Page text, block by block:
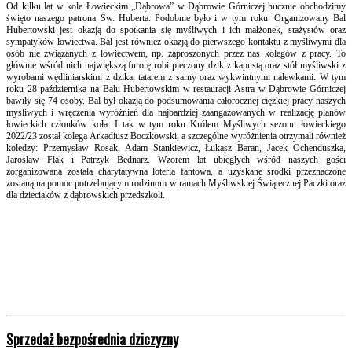
Od kilku lat w kole Łowieckim „Dąbrowa” w Dąbrowie Górniczej hucznie obchodzimy
święto naszego patrona Św. Huberta. Podobnie było i w tym roku. Organizowany Bal
Hubertowski jest okazją do spotkania się myśliwych i ich małżonek, stażystów oraz
sympatyków łowiectwa. Bal jest również okazją do pierwszego kontaktu z myśliwymi dla
osób nie związanych z łowiectwem, np. zaproszonych przez nas kolegów z pracy. To
głównie wśród nich największą furorę robi pieczony dzik z kapustą oraz stół myśliwski z
wyrobami wędliniarskimi z dzika, tatarem z sarny oraz wykwintnymi nalewkami. W tym
roku 28 października na Balu Hubertowskim w restauracji Astra w Dąbrowie Górniczej
bawiły się 74 osoby. Bal był okazją do podsumowania całorocznej ciężkiej pracy naszych
myśliwych i wręczenia wyróżnień dla najbardziej zaangażowanych w realizację planów
łowieckich członków koła. I tak w tym roku Królem Myśliwych sezonu łowieckiego
2022/23 został kolega Arkadiusz Boczkowski, a szczególne wyróżnienia otrzymali również
koledzy: Przemysław Rosak, Adam Stankiewicz, Łukasz Baran, Jacek Ochenduszka,
Jarosław Flak i Patrzyk Bednarz. Wzorem lat ubiegłych wśród naszych gości
zorganizowana została charytatywna loteria fantowa, a uzyskane środki przeznaczone
zostaną na pomoc potrzebującym rodzinom w ramach Myśliwskiej Świątecznej Paczki oraz
dla dzieciaków z dąbrowskich przedszkoli.
Sprzedaż bezpośrednia dziczyzny